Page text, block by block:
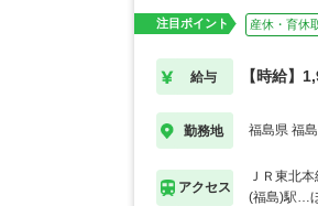
注目ポイント 産休・育休
給与 【時給】
勤務地 福島県 福
アクセス
ＪＲ東北
(福島)駅…